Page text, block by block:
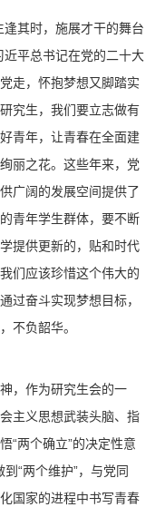
其时，施展才干的舞台
近平总书记在党的二十大
走，怀抱梦想又脚踏实
究生，我们要立志做有
青年，让青春在全面建
丽之花。这些年来，党
广阔的发展空间提供了
青年学生群体，要不断
提供更新的，贴和时代
们应该珍惜这个伟大的
过奋斗实现梦想目标，
不负韶华。
，作为研究生会的一
主义思想武装头脑、指
“两个确立”的决定性意
“两个维护”，与党同
国家的进程中书写青春